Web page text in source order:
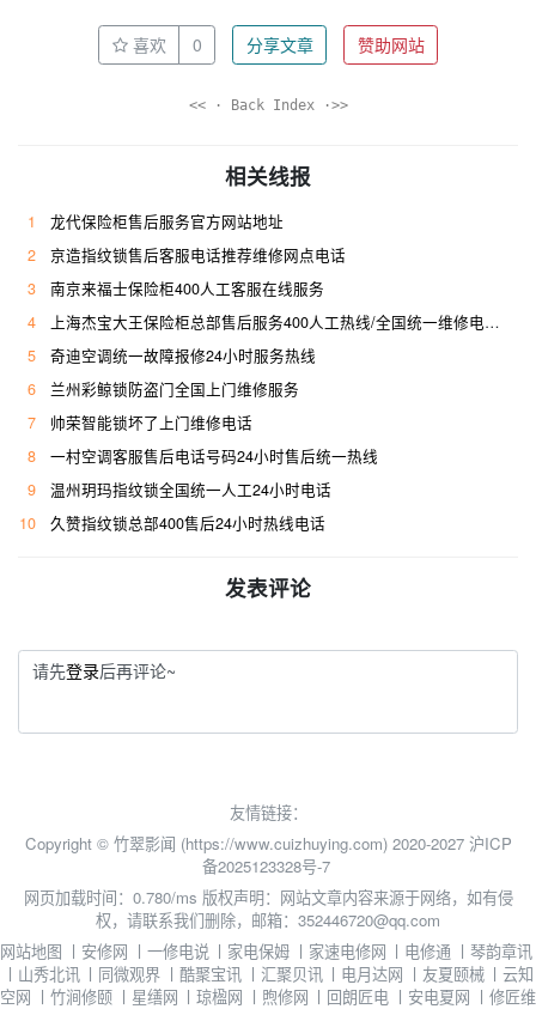
喜欢 0 分享文章 赞助网站
<< · Back Index ·>>
相关线报
1
龙代保险柜售后服务官方网站地址
2
京造指纹锁售后客服电话推荐维修网点电话
3
南京来福士保险柜400人工客服在线服务
4
上海杰宝大王保险柜总部售后服务400人工热线/全国统一维修电话是多少
5
奇迪空调统一故障报修24小时服务热线
6
兰州彩鲸锁防盗门全国上门维修服务
7
帅荣智能锁坏了上门维修电话
8
一村空调客服售后电话号码24小时售后统一热线
9
温州玥玛指纹锁全国统一人工24小时电话
10
久赞指纹锁总部400售后24小时热线电话
发表评论
请先登录后再评论~
友情链接：
Copyright © 竹翠影闻 (https://www.cuizhuying.com) 2020-2027 沪ICP
备2025123328号-7
网页加载时间：0.780/ms 版权声明：网站文章内容来源于网络，如有侵
权，请联系我们删除，邮箱：352446720@qq.com
网站地图 丨 安修网 丨 一修电说 丨 家电保姆 丨 家速电修网 丨 电修通 丨琴韵章讯
丨 山秀北讯 丨 同微观界 丨 酷聚宝讯 丨 汇聚贝讯 丨 电月达网 丨 友夏颐械 丨云知
空网 丨 竹涧修颐 丨 星缮网 丨琼楹网 丨 煦修网 丨 回朗匠电 丨 安电夏网 丨 修匠维